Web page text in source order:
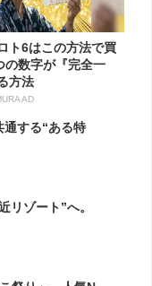
ト6はこの方法で買
の数字が『完全一
方法
AD
通する“ある特
リゾート”へ。